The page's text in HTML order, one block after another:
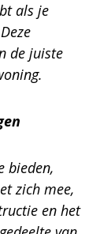
als je
de juiste
bieden,
zich mee,
en het